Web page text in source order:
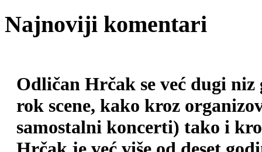
Najnoviji komentari
Odličan Hrčak se već dugi
rok scene, kako kroz
samostalni koncerti) tako i